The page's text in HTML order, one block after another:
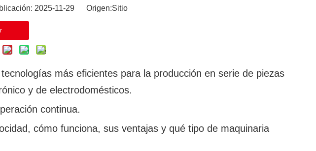
2025-11-29 Origen:Sitio
más eficientes para la producción en serie de piezas
y de electrodomésticos.
continua.
cómo funciona, sus ventajas y qué tipo de maquinaria